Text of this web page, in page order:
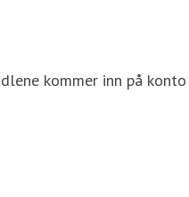
kommer inn på